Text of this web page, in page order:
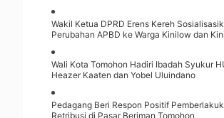
Wakil Ketua DPRD Erens Kereh
Perubahan APBD ke Warga Kinilow dan
Wali Kota Tomohon Hadiri Ibadah Syukur
Heazer Kaaten dan Yobel Uluindano
Pedagang Beri Respon Positif
Retribusi di Pasar Beriman Tomohon